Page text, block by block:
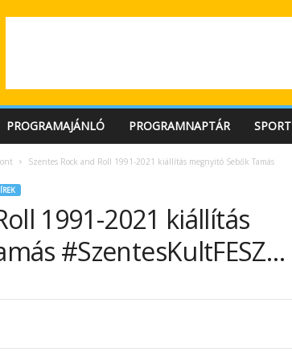
PROGRAMAJÁNLÓ PROGRAMNAPTÁR SPORT
Szentes Rock and Roll 1991-2021 kiállítás megnyitó Sebők Tamás
1991-2021 kiállítás
#SzentesKultFESZ…